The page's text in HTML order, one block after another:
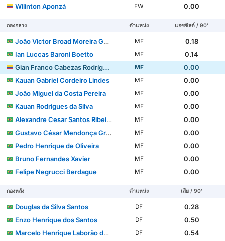
Wilinton Aponzá
FW 0.00
กองกลาง ตำแหน่ง แอซซิสต์ / 90'
João Victor Broad Moreira Guimaraes MF
0.18
Ian Luccas Baroni Boetto
MF
0.14
Gian Franco Cabezas Rodríguez
MF
0.00
Kauan Gabriel Cordeiro Lindes
MF
0.00
João Miguel da Costa Pereira
MF
0.00
Kauan Rodrigues da Silva
MF
0.00
Alexandre Cesar Santos Ribeiro
MF
0.00
Gustavo César Mendonça Gravino
MF
0.00
Pedro Henrique de Oliveira
MF
0.00
Bruno Fernandes Xavier
MF
0.00
Felipe Negrucci Berdague
MF 0.00
กองหลัง ตำแหน่ง เสีย / 90'
Douglas da Silva Santos DF
0.28
Enzo Henrique dos Santos
DF
0.50
Marcelo Henrique Laborão dos Santos
DF
0.54